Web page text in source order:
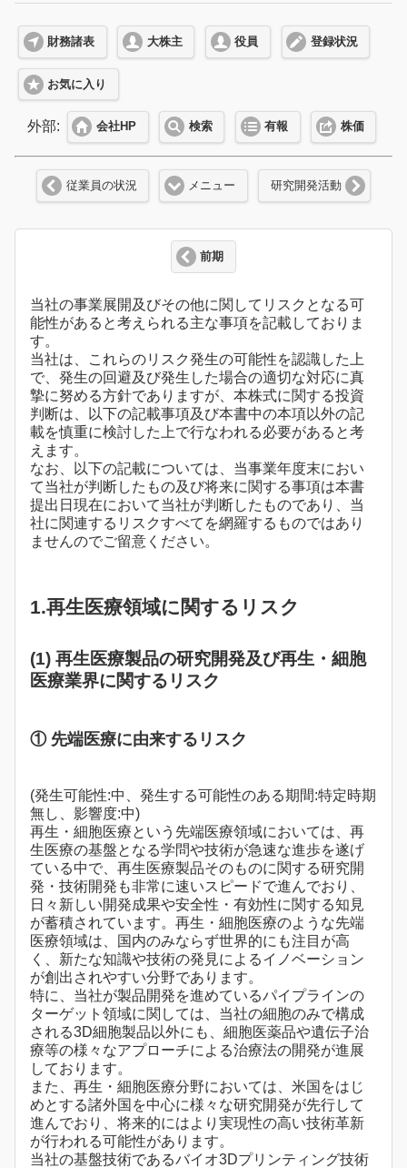
財務諸表 大株主 役員 登録状況
お気に入り
外部: 会社HP 検索 有報 株価
従業員の状況 メニュー 研究開発活動
前期
当社の事業展開及びその他に関してリスクとなる可
能性があると考えられる主な事項を記載しておりま
す。
当社は、これらのリスク発生の可能性を認識した上
で、発生の回避及び発生した場合の適切な対応に真
摯に努める方針でありますが、本株式に関する投資
判断は、以下の記載事項及び本書中の本項以外の記
載を慎重に検討した上で行なわれる必要があると考
えます。
なお、以下の記載については、当事業年度末におい
て当社が判断したもの及び将来に関する事項は本書
提出日現在において当社が判断したものであり、当
社に関連するリスクすべてを網羅するものではあり
ませんのでご留意ください。
1.再生医療領域に関するリスク
(1) 再生医療製品の研究開発及び再生・細胞
医療業界に関するリスク
① 先端医療に由来するリスク
(発生可能性:中、発生する可能性のある期間:特定時期
無し、影響度:中)
再生・細胞医療という先端医療領域においては、再
生医療の基盤となる学問や技術が急速な進歩を遂げ
ている中で、再生医療製品そのものに関する研究開
発・技術開発も非常に速いスピードで進んでおり、
日々新しい開発成果や安全性・有効性に関する知見
が蓄積されています。再生・細胞医療のような先端
医療領域は、国内のみならず世界的にも注目が高
く、新たな知識や技術の発見によるイノベーション
が創出されやすい分野であります。
特に、当社が製品開発を進めているパイプラインの
ターゲット領域に関しては、当社の細胞のみで構成
される3D細胞製品以外にも、細胞医薬品や遺伝子治
療等の様々なアプローチによる治療法の開発が進展
しております。
また、再生・細胞医療分野においては、米国をはじ
めとする諸外国を中心に様々な研究開発が先行して
進んでおり、将来的にはより実現性の高い技術革新
が行われる可能性があります。
当社の基盤技術であるバイオ3Dプリンティング技術